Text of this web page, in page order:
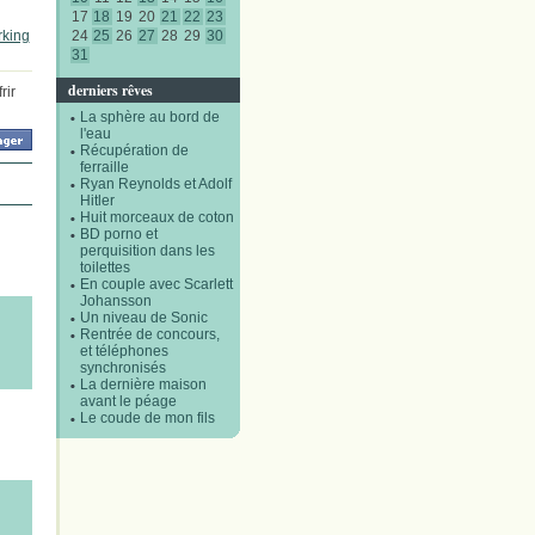
17 18 19 20 21 22 23
24 25 26 27 28 29 30
31
derniers rêves
La sphère au bord de
l'eau
Récupération de
ferraille
Ryan Reynolds et Adolf
Hitler
Huit morceaux de coton
BD porno et
perquisition dans les
toilettes
En couple avec Scarlett
Johansson
Un niveau de Sonic
Rentrée de concours,
et téléphones
synchronisés
La dernière maison
avant le péage
Le coude de mon fils